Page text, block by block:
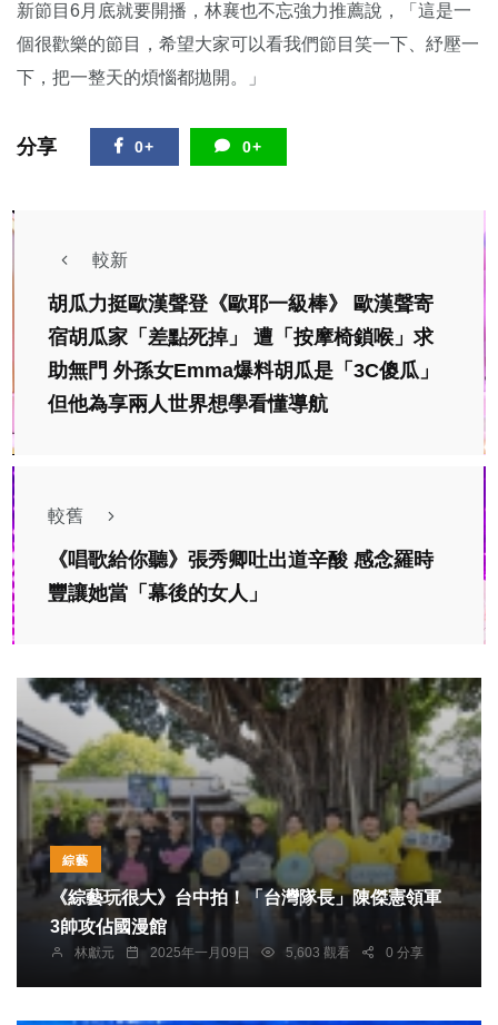
新節目6月底就要開播，林襄也不忘強力推薦說，「這是一
個很歡樂的節目，希望大家可以看我們節目笑一下、紓壓一
下，把一整天的煩惱都拋開。」
分享 0+ 0+
較新
胡瓜力挺歐漢聲登《歐耶一級棒》 歐漢聲寄
宿胡瓜家「差點死掉」 遭「按摩椅鎖喉」求
助無門 外孫女Emma爆料胡瓜是「3C傻瓜」
但他為享兩人世界想學看懂導航
較舊
《唱歌給你聽》張秀卿吐出道辛酸 感念羅時
豐讓她當「幕後的女人」
綜藝
《綜藝玩很大》台中拍！「台灣隊長」陳傑憲領軍
3帥攻佔國漫館
林獻元 2025年一月09日 5,603 觀看 0 分享